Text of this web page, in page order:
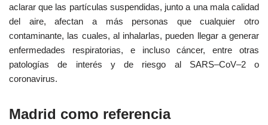
aclarar que las partículas suspendidas, junto a una mala calidad
del aire, afectan a más personas que cualquier otro
contaminante, las cuales, al inhalarlas, pueden llegar a generar
enfermedades respiratorias, e incluso cáncer, entre otras
patologías de interés y de riesgo al SARS–CoV–2 o
coronavirus.
Madrid como referencia